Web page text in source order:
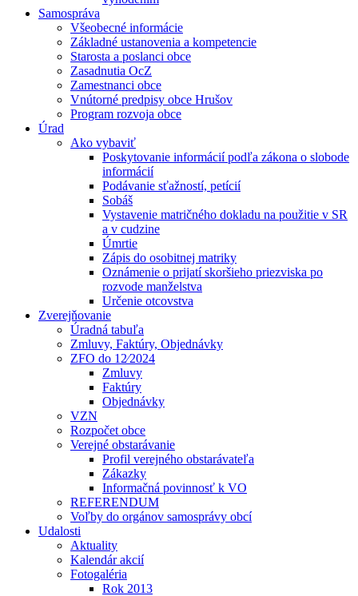
Samospráva
Všeobecné informácie
Základné ustanovenia a kompetencie
Starosta a poslanci obce
Zasadnutia OcZ
Zamestnanci obce
Vnútorné predpisy obce Hrušov
Program rozvoja obce
Úrad
Ako vybaviť
Poskytovanie informácií podľa zákona o slobode
informácií
Podávanie sťažností, petícií
Sobáš
Vystavenie matričného dokladu na použitie v SR
a v cudzine
Úmrtie
Zápis do osobitnej matriky
Oznámenie o prijatí skoršieho priezviska po
rozvode manželstva
Určenie otcovstva
Zverejňovanie
Úradná tabuľa
Zmluvy, Faktúry, Objednávky
ZFO do 12⁄2024
Zmluvy
Faktúry
Objednávky
VZN
Rozpočet obce
Verejné obstarávanie
Profil verejného obstarávateľa
Zákazky
Informačná povinnosť k VO
REFERENDUM
Voľby do orgánov samosprávy obcí
Udalosti
Aktuality
Kalendár akcií
Fotogaléria
Rok 2013